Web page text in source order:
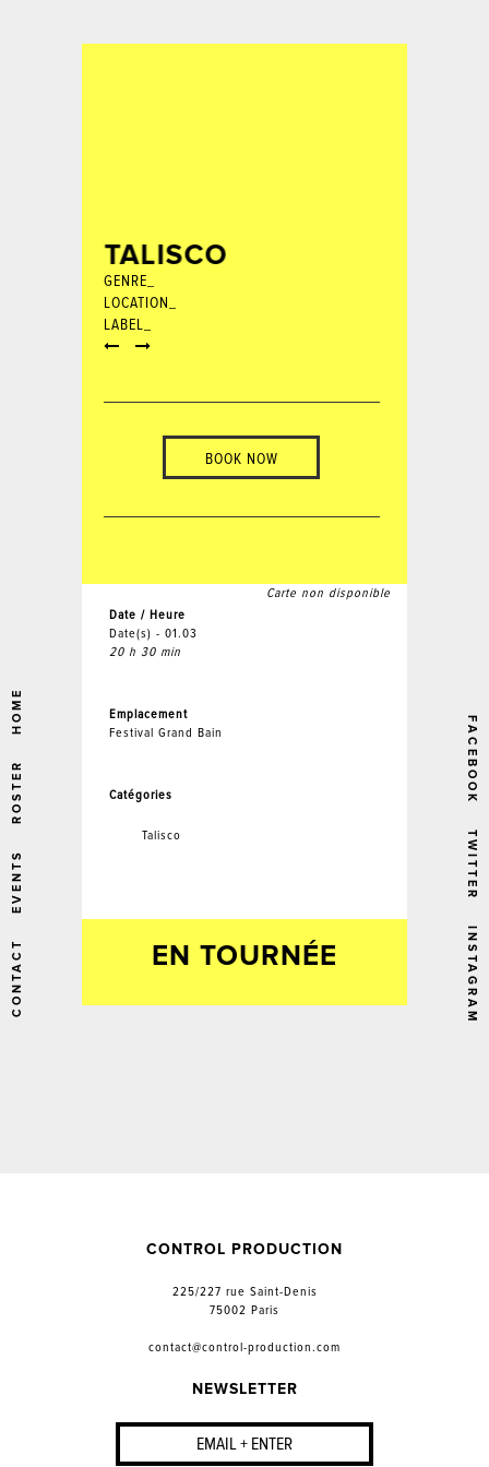
CONTACT
EVENTS
ROSTER
HOME
FACEBOOK
TWITTER
INSTAGRAM
TALISCO
GENRE_
LOCATION_
LABEL_
BOOK NOW
Carte non disponible
Date / Heure
Date(s) - 01.03
20 h 30 min
Emplacement
Festival Grand Bain
Catégories
Talisco
EN TOURNÉE
CONTROL PRODUCTION
225/227 rue Saint-Denis
75002 Paris
contact@control-production.com
NEWSLETTER